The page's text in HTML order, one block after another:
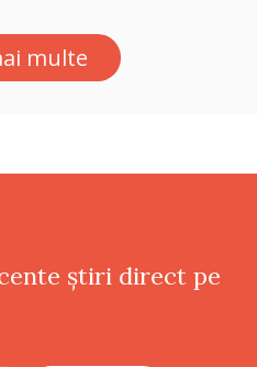
multe
știri direct pe